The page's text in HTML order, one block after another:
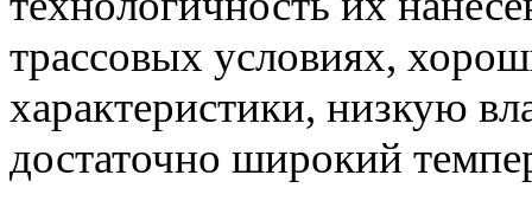
трассовых условиях,
характеристики, низкую
достаточно широкий